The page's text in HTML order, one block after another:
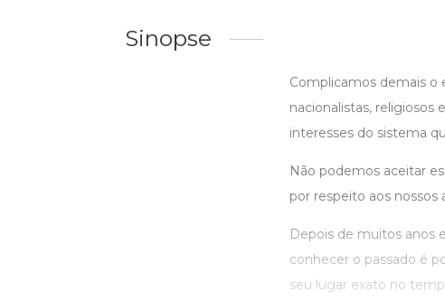
Sinopse
Complicamos demais o
nacionalistas, religiosos
interesses do sistema
Não podemos aceitar
por respeito aos nossos
Depois de muitos anos
conhecer o passado é
seu lugar exato no